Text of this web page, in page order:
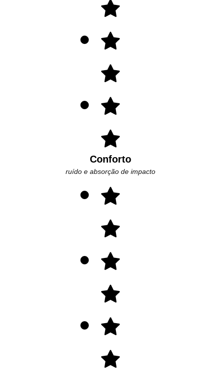
Conforto
ruído e absorção de impacto